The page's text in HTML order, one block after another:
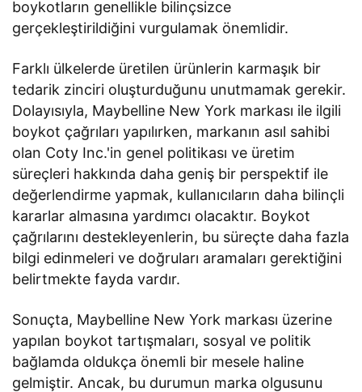
boykotların genellikle bilinçsizce
gerçekleştirildiğini vurgulamak önemlidir.
Farklı ülkelerde üretilen ürünlerin karmaşık bir
tedarik zinciri oluşturduğunu unutmamak gerekir.
Dolayısıyla, Maybelline New York markası ile ilgili
boykot çağrıları yapılırken, markanın asıl sahibi
olan Coty Inc.'in genel politikası ve üretim
süreçleri hakkında daha geniş bir perspektif ile
değerlendirme yapmak, kullanıcıların daha bilinçli
kararlar almasına yardımcı olacaktır. Boykot
çağrılarını destekleyenlerin, bu süreçte daha fazla
bilgi edinmeleri ve doğruları aramaları gerektiğini
belirtmekte fayda vardır.
Sonuçta, Maybelline New York markası üzerine
yapılan boykot tartışmaları, sosyal ve politik
bağlamda oldukça önemli bir mesele haline
gelmiştir. Ancak, bu durumun marka olgusunu